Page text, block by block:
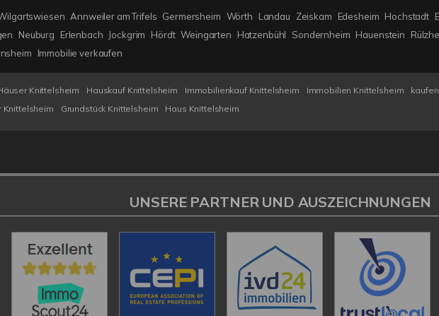
Annweiler am Trifels Germersheim Wörth Landau Zeiskam Edesheim Hochstadt
Neuburg Erlenbach Jockgrim Hördt Weingarten Hatzenbühl Sondernheim Hauenstein
Immobilie verkaufen
Knittelsheim Hauskauf Knittelsheim Immobilienkauf Knittelsheim Immobilien Knittelsheim
Knittelsheim Grundstück Knittelsheim Haus Knittelsheim
UNSERE PARTNER UND AUSZEICHNUNGEN